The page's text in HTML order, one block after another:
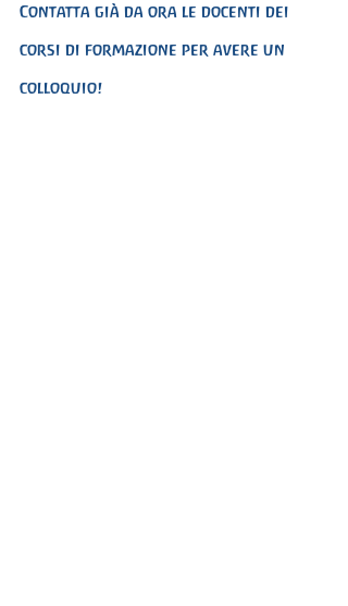
Contatta già da ora le docenti dei
corsi di formazione per avere un
colloquio!